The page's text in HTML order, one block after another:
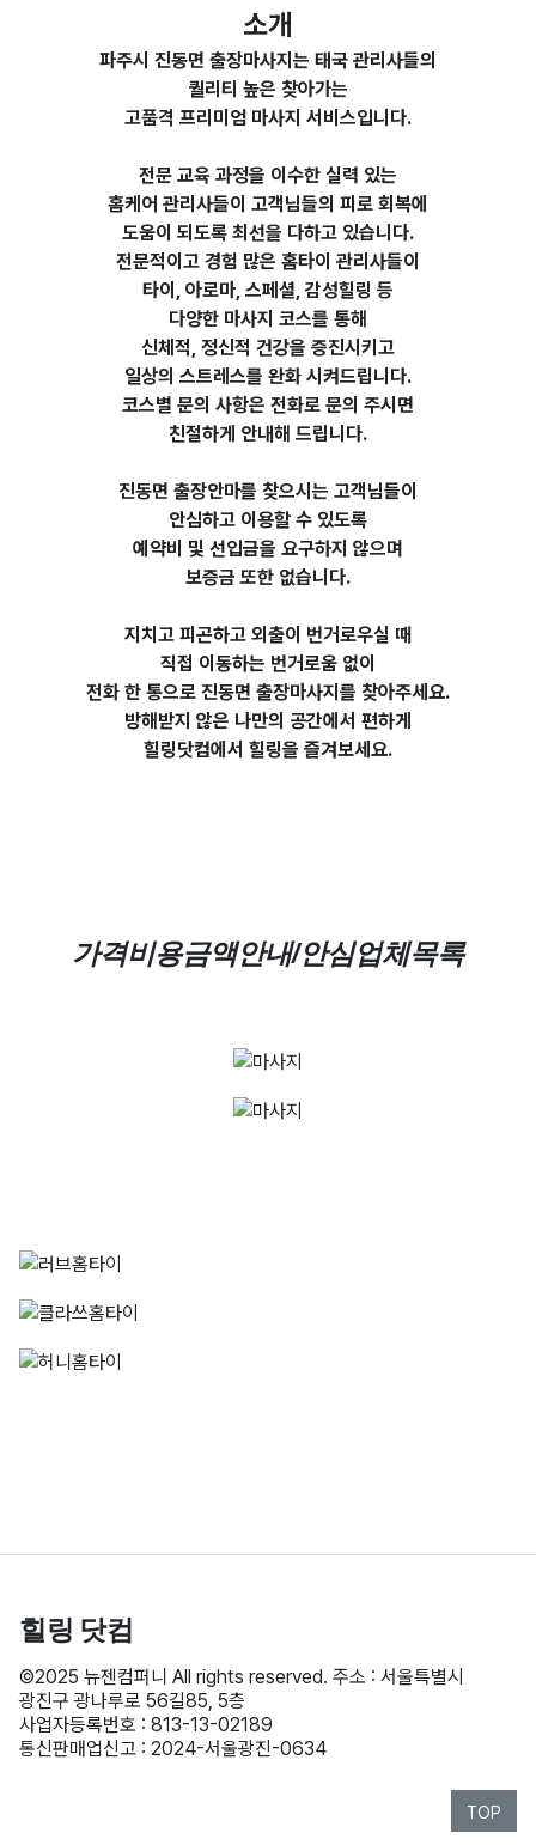
소개
파주시 진동면 출장마사지는 태국 관리사들의
퀄리티 높은 찾아가는
고품격 프리미엄 마사지 서비스입니다.
전문 교육 과정을 이수한 실력 있는
홈케어 관리사들이 고객님들의 피로 회복에
도움이 되도록 최선을 다하고 있습니다.
전문적이고 경험 많은 홈타이 관리사들이
타이, 아로마, 스페셜, 감성힐링 등
다양한 마사지 코스를 통해
신체적, 정신적 건강을 증진시키고
일상의 스트레스를 완화 시켜드립니다.
코스별 문의 사항은 전화로 문의 주시면
친절하게 안내해 드립니다.
진동면 출장안마를 찾으시는 고객님들이
안심하고 이용할 수 있도록
예약비 및 선입금을 요구하지 않으며
보증금 또한 없습니다.
지치고 피곤하고 외출이 번거로우실 때
직접 이동하는 번거로움 없이
전화 한 통으로 진동면 출장마사지를 찾아주세요.
방해받지 않은 나만의 공간에서 편하게
힐링닷컴에서 힐링을 즐겨보세요.
가격비용금액안내/안심업체목록
힐링 닷컴
©2025 뉴젠컴퍼니 All rights reserved. 주소 : 서울특별시
광진구 광나루로 56길85, 5층
사업자등록번호 : 813-13-02189
통신판매업신고 : 2024-서울광진-0634
TOP